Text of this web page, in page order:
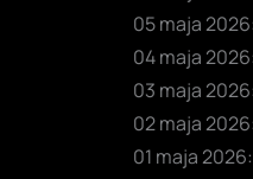
05 maja
04 maja
03 maja
02 maja
01 maja